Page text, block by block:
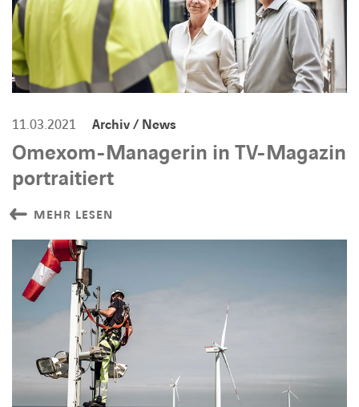
11.03.2021 Archiv / News
Omexom-Managerin in TV-Magazin
portraitiert
MEHR LESEN